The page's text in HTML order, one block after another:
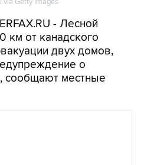
двух домов,
о
сообщают местные